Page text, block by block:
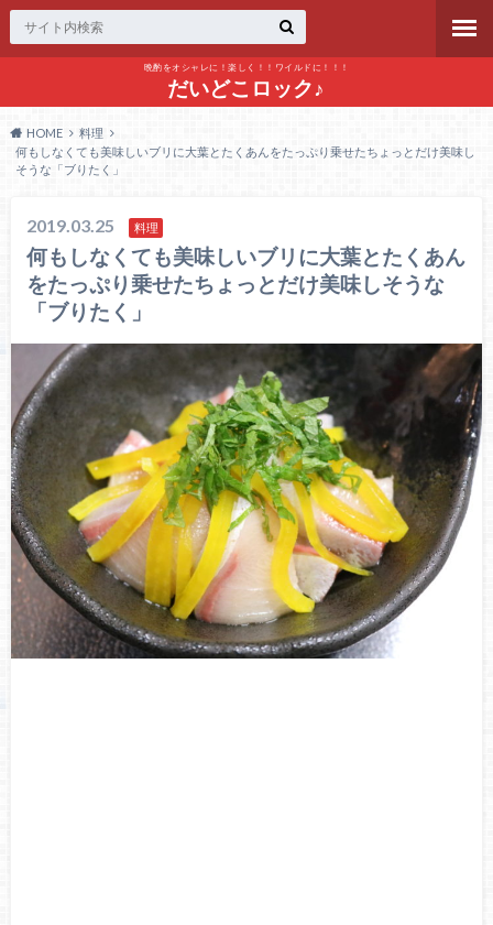
晩酌をオシャレに！楽しく！！ワイルドに！！！
だいどこロック♪
HOME
料理
何もしなくても美味しいブリに大葉とたくあんをたっぷり乗せたちょっとだけ美味し
そうな「ブりたく」
2019.03.25 料理
何もしなくても美味しいブリに大葉とたくあん
をたっぷり乗せたちょっとだけ美味しそうな
「ブりたく」